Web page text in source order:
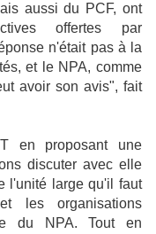
aussi du PCF, ont
offertes par
n'était pas à la
et le NPA, comme
avoir son avis", fait
en proposant une
discuter avec elle
l'unité large qu'il faut
les organisations
du NPA. Tout en